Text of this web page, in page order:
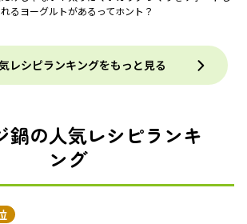
るヨーグルトがあるってホント？
レシピランキングをもっと見る
鍋の人気レシピランキ
ング